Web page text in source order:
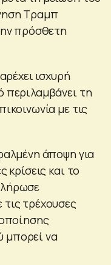
Τραμπ
πρόσθετη
ισχυρή
περιλαμβάνει τη
με τις
άποψη για
κρίσεις και το
τρέχουσες
μπορεί να